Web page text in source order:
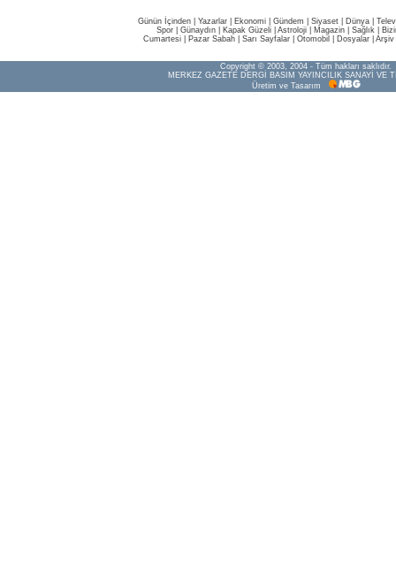
Günün İçinden Yazarlar Ekonomi Gündem Siyaset Dünya |
Spor
Günaydın Kapak Güzeli Astroloji Magazin Sağlık
Cumartesi
Pazar Sabah Sarı Sayfalar Otomobil Dosyalar Arşiv
Copyright © 2003, 2004 - Tüm hakları saklıdır.
MERKEZ GAZETE DERGİ BASIM YAYINCILIK SANAYİ VE
Üretim ve Tasarım